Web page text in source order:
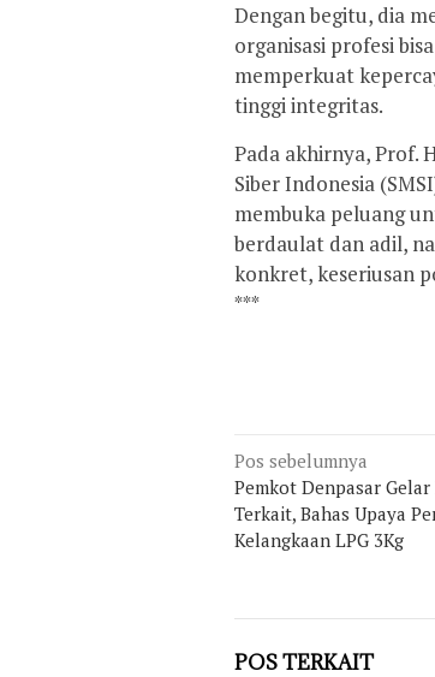
Dengan begitu, dia
organisasi profesi
memperkuat
tinggi integritas.
Pada akhirnya, Prof.
Siber Indonesia
membuka peluang
berdaulat dan adil,
konkret, keseriusan
***
Navigasi
pos
Pos sebelumnya
Pemkot Denpasar
Terkait, Bahas Upaya
Kelangkaan LPG 3Kg
POS TERKAIT